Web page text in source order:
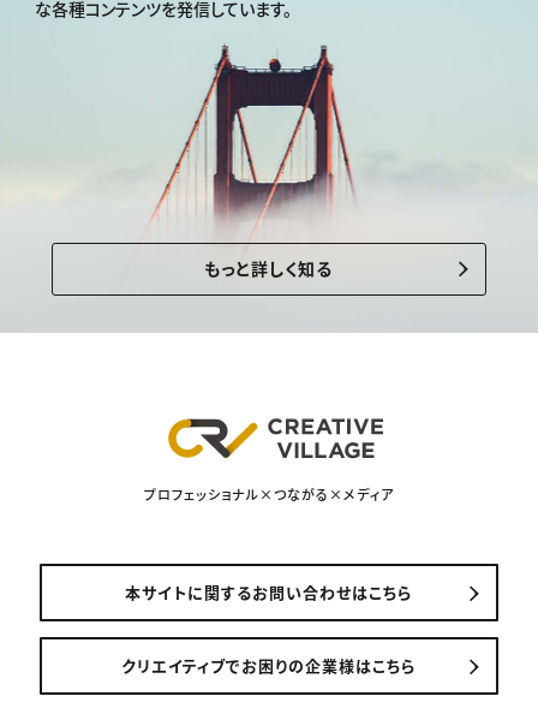
な各種コンテンツを発信しています。
もっと詳しく知る
プロフェッショナル×つながる×メディア
本サイトに関するお問い合わせはこちら
クリエイティブでお困りの企業様はこちら